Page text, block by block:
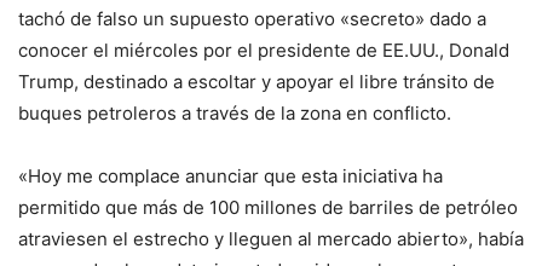
tachó de falso un supuesto operativo «secreto» dado a
conocer el miércoles por el presidente de EE.UU., Donald
Trump, destinado a escoltar y apoyar el libre tránsito de
buques petroleros a través de la zona en conflicto.
«Hoy me complace anunciar que esta iniciativa ha
permitido que más de 100 millones de barriles de petróleo
atraviesen el estrecho y lleguen al mercado abierto», había